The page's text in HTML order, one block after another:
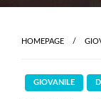
HOMEPAGE
GIOVANILE